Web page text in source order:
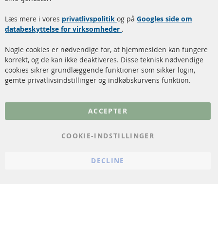
rengøring
Katalysator (KAT)
Sensorer
FAQ
Kontakt
Læs mere i vores privatlivspolitik og på Googles side om
databeskyttelse for virksomheder .
Nogle cookies er nødvendige for, at hjemmesiden kan fungere
korrekt, og de kan ikke deaktiveres. Disse teknisk nødvendige
cookies sikrer grundlæggende funktioner som sikker login,
gemte privatlivsindstillinger og indkøbskurvens funktion.
ACCEPTER
COOKIE-INDSTILLINGER
DECLINE